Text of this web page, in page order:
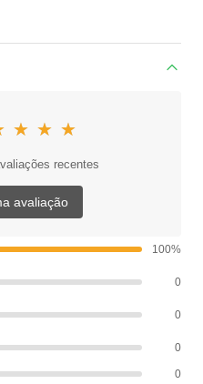
recentes
avaliação
100%
0
0
0
0